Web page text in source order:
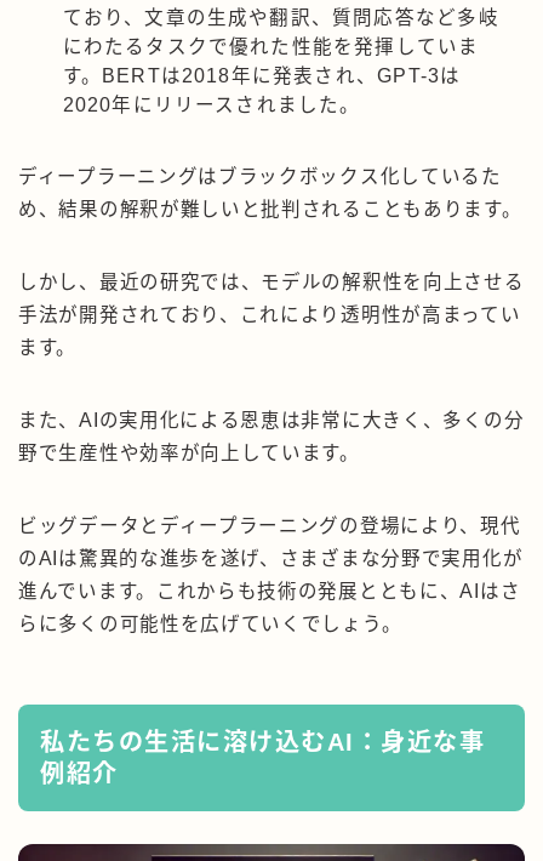
ており、文章の生成や翻訳、質問応答など多岐
にわたるタスクで優れた性能を発揮していま
す。BERTは2018年に発表され、GPT-3は
2020年にリリースされました。
ディープラーニングはブラックボックス化しているた
め、結果の解釈が難しいと批判されることもあります。
しかし、最近の研究では、モデルの解釈性を向上させる
手法が開発されており、これにより透明性が高まってい
ます。
また、AIの実用化による恩恵は非常に大きく、多くの分
野で生産性や効率が向上しています。
ビッグデータとディープラーニングの登場により、現代
のAIは驚異的な進歩を遂げ、さまざまな分野で実用化が
進んでいます。これからも技術の発展とともに、AIはさ
らに多くの可能性を広げていくでしょう。
私たちの生活に溶け込むAI：身近な事
例紹介